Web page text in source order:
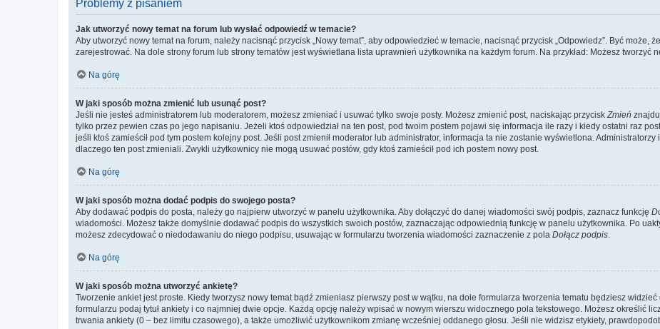
Problemy z pisaniem
Jak utworzyć nowy temat na forum lub wysłać odpowiedź w temacie?
Aby utworzyć nowy temat na forum, należy nacisnąć przycisk „Nowy temat”, aby odpowiedzieć w temacie, nacisnąć przycisk „Odpowiedz”. Być może,
zarejestrować. Na dole strony forum lub strony tematów jest wyświetlana lista uprawnień użytkownika na każdym forum. Na przykład: Możesz tworzyć
Na górę
W jaki sposób można zmienić lub usunąć post?
Jeśli nie jesteś administratorem lub moderatorem, możesz zmieniać i usuwać tylko swoje posty. Możesz zmienić post, naciskając przycisk Zmień
tylko przez pewien czas po jego napisaniu. Jeżeli ktoś odpowiedział na ten post, pod twoim postem pojawi się informacja ile razy i kiedy ostatni raz
jeśli ktoś zamieścił pod tym postem kolejny post. Jeśli post zmienił moderator lub administrator, informacja ta nie zostanie wyświetlona.
dlaczego ten post zmieniali. Zwykli użytkownicy nie mogą usuwać postów, gdy ktoś zamieścił pod ich postem nowy post.
Na górę
W jaki sposób można dodać podpis do swojego posta?
Aby dodawać podpis do posta, należy go najpierw utworzyć w panelu użytkownika. Aby dołączyć do danej wiadomości swój podpis, zaznacz funkcję
wiadomości. Możesz także domyślnie dodawać podpis do wszystkich swoich postów, zaznaczając odpowiednią funkcję w panelu użytkownika. Po
możesz zdecydować o niedodawaniu do niego podpisu, usuwając w formularzu tworzenia wiadomości zaznaczenie z pola Dołącz podpis
Na górę
W jaki sposób można utworzyć ankietę?
Tworzenie ankiet jest proste. Kiedy tworzysz nowy temat bądź zmieniasz pierwszy post w wątku, na dole formularza tworzenia tematu będziesz
formularzu podaj tytuł ankiety i co najmniej dwie opcje. Każdą opcję należy wpisać w nowym wierszu widocznego pola tekstowego. Możesz określić
trwania ankiety (0 – bez limitu czasowego), a także umożliwić użytkownikom zmianę wcześniej oddanego głosu. Jeśli nie widzisz etykiety,